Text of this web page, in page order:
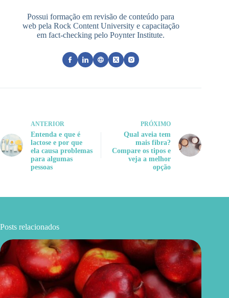
Possui formação em revisão de conteúdo para
web pela Rock Content University e capacitação
em fact-checking pelo Poynter Institute.
ANTERIOR
Entenda e que é
lactose e por que
ela causa problemas
para algumas
pessoas
PRÓXIMO
Qual aveia tem
mais fibra?
Compare os tipos e
veja a melhor
opção
Posts relacionados